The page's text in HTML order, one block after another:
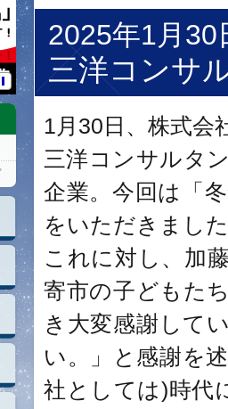
2025年1月30
三洋コンサ
1月30日、株式会
三洋コンサルタ
企業。今回は「
をいただきまし
これに対し、加
寄市の子どもた
き大変感謝して
い。」と感謝を
社としては)時代
停